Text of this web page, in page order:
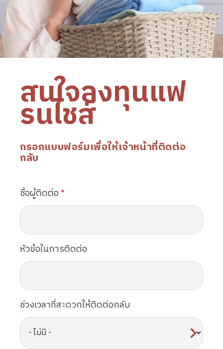
สนใจลงทุนแฟ
รนไชส์
กรอกแบบฟอร์มเพื่อให้เจ้าหน้าที่ติดต่อ
กลับ
ชื่อผู้ติดต่อ
หัวข้อในการติดต่อ
ช่วงเวลาที่สะดวกให้ติดต่อกลับ